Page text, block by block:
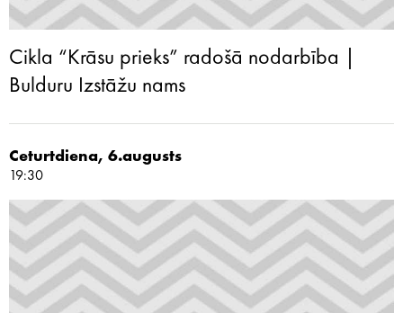
Cikla “Krāsu prieks” radošā nodarbība |
Bulduru Izstāžu nams
Ceturtdiena, 6.augusts
19:30